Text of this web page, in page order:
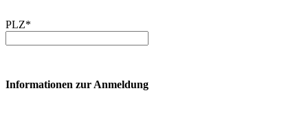
PLZ*
Informationen zur Anmeldung